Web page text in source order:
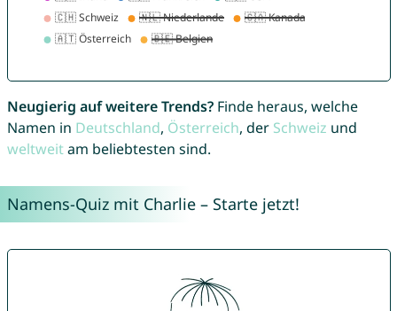
Neugierig auf weitere Trends?Finde heraus, welche
Namen in Deutschland, Österreich, der Schweiz und
weltweitam beliebtesten sind.
Namens-Quiz mit Charlie – Starte jetzt!